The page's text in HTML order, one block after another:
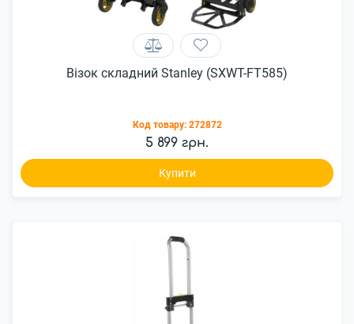
Візок складний Stanley (SXWT-FT585)
Код товару: 272872
5 899 грн.
Купити